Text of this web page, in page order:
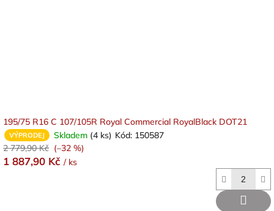
195/75 R16 C 107/105R Royal Commercial RoyalBlack DOT21
VÝPRODEJ Skladem (4 ks) Kód: 150587
2 779,90 Kč (–32 %)
1 887,90 Kč / ks